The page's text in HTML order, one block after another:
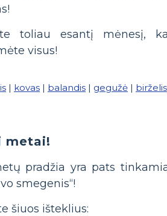
toliau esantį mėnesį,
visus!
| kovas | balandis | gegužė | birželis
metai!
pradžia yra pats
smegenis“!
šiuos išteklius: